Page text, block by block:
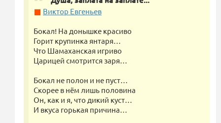
Виктор Евгеньев
Бокал! На донышке красиво
Горит крупинка янтаря…
Что Шамаханская игриво
Царицей смотрится заря…
Бокал не полон и не пуст…
Скорее в нём лишь половина
Он, как и я, что дикий куст…
И вкуса горькая причина…